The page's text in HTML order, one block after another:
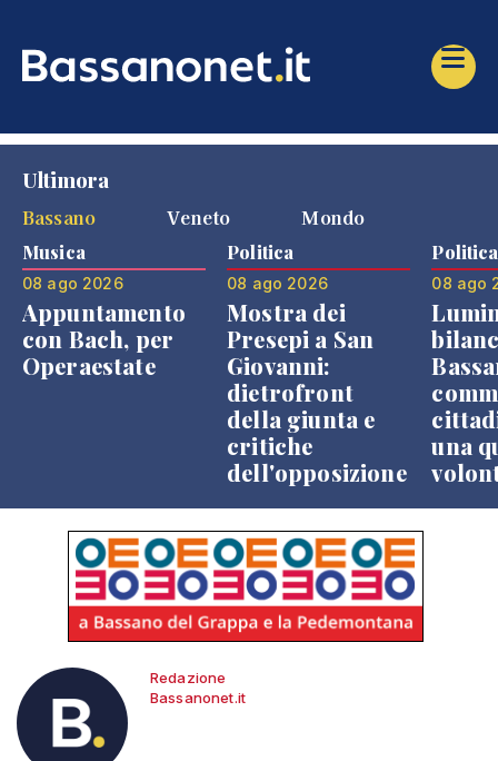
Ultimora
Bassano
Veneto Mondo
Musica
08 ago 2026
Appuntamento
con Bach, per
Operaestate
Politica
08 ago 2026
Mostra dei
Presepi a San
Giovanni:
dietrofront
della giunta e
critiche
dell'opposizione
Politica
08 ago
una
Redazione
Bassanonet.it